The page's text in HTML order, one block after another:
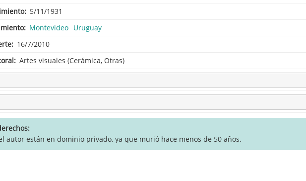
5/11/1931
Montevideo Uruguay
16/7/2010
Artes visuales (Cerámica, Otras)
autor están en dominio privado, ya que murió hace menos de 50 años.